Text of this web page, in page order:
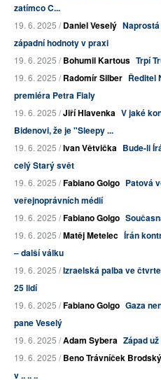
zatímco C...
19. 6. 2025 /Daniel Veselý
západní hodnoty v praxi
19. 6. 2025 /Bohumil Kartous Trpí
19. 6. 2025 /Radomír Silber Ředitel
premiéra Petra Fialy
19. 6. 2025 /Jiří Hlavenka V jaké
Bidenovi, že je "Sleepy ...
19. 6. 2025 /Ivan Větvička Bude-li
celý Starý svět
19. 6. 2025 /Fabiano Golgo Patová
veřejnoprávních médií
19. 6. 2025 /Fabiano Golgo
19. 6. 2025 /Matěj Metelec Írán
– další válku
19. 6. 2025 /Izraelská palba ve
25 lidí
19. 6. 2025 /Fabiano Golgo Gaza
pane Veselý
19. 6. 2025 /Adam Sybera Západ
19. 6. 2025 /Beno Trávníček Brodský
v .. .. ..